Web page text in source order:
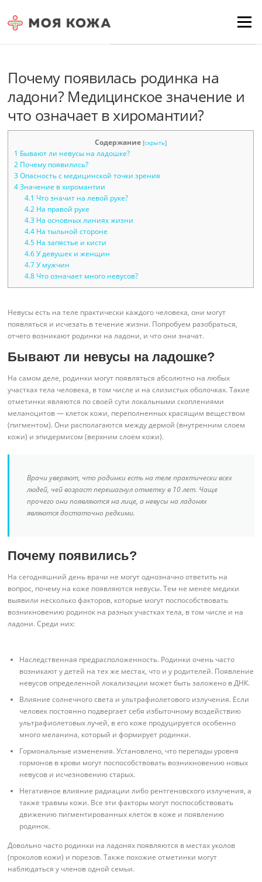
Menu
Почему появилась родинка на
ладони? Медицинское значение и
что означает в хиромантии?
Содержание [скрыть]
1 Бывают ли невусы на ладошке?
2 Почему появились?
3 Опасность с медицинской точки зрения
4 Значение в хиромантии
4.1 Что значит на левой руке?
4.2На правой руке
4.3На основных линиях жизни
4.4На тыльной стороне
4.5На запястье и кисти
4.6У девушек и женщин
4.7У мужчин
4.8Что означает много невусов?
Невусы есть на теле практически каждого человека, они могут
появляться и исчезать в течение жизни. Попробуем разобраться,
отчего возникают родинки на ладони, и что они значат.
Бывают ли невусы на ладошке?
На самом деле, родинки могут появляться абсолютно на любых
участках тела человека, в том числе и на слизистых оболочках. Такие
отметинки являются по своей сути локальными скоплениями
меланоцитов — клеток кожи, переполненных красящим веществом
(пигментом). Они располагаются между дермой (внутренним слоем
кожи) и эпидермисом (верхним слоем кожи).
Врачи уверяют, что родинки есть на теле практически всех
людей, чей возраст перешагнул отметку в 10 лет. Чаще
прочего они появляются на лице, а невусы на ладонях
являются достаточно редкими.
Почему появились?
На сегодняшний день врачи не могут однозначно ответить на
вопрос, почему на коже появляются невусы. Тем не менее медики
выявили несколько факторов, которые могут поспособствовать
возникновению родинок на разных участках тела, в том числе и на
ладони. Среди них:
Наследственная предрасположенность. Родинки очень часто
возникают у детей на тех же местах, что и у родителей. Появление
невусов определенной локализации может быть заложено в ДНК.
Влияние солнечного света и ультрафиолетового излучения. Если
человек постоянно подвергает себя избыточному воздействию
ультрафиолетовых лучей, в его коже продуцируется особенно
много меланина, который и формирует родинки.
Гормональные изменения. Установлено, что перепады уровня
гормонов в крови могут поспособствовать возникновению новых
невусов и исчезновению старых.
Негативное влияние радиации либо рентгеновского излучения, а
также травмы кожи. Все эти факторы могут поспособствовать
движению пигментированных клеток в коже и появлению
родинок.
Довольно часто родинки на ладонях появляются в местах уколов
(проколов кожи) и порезов. Также похожие отметинки могут
наблюдаться у членов одной семьи.
Для любых предложений по